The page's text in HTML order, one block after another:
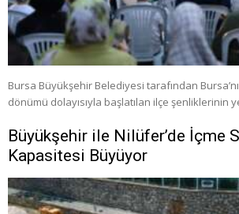
Bursa Büyükşehir Belediyesi tarafından
dönümü dolayısıyla başlatılan ilçe şenliklerinin
Büyükşehir ile Nilüfer’de İçme
Kapasitesi Büyüyor